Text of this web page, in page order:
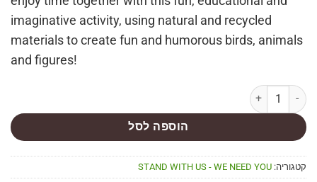
imaginative activity, using natural and recycled
materials to create fun and humorous birds, animals
and figures!
הוספה לסל
קטגוריה: STAND WITH US - WE NEED YOU